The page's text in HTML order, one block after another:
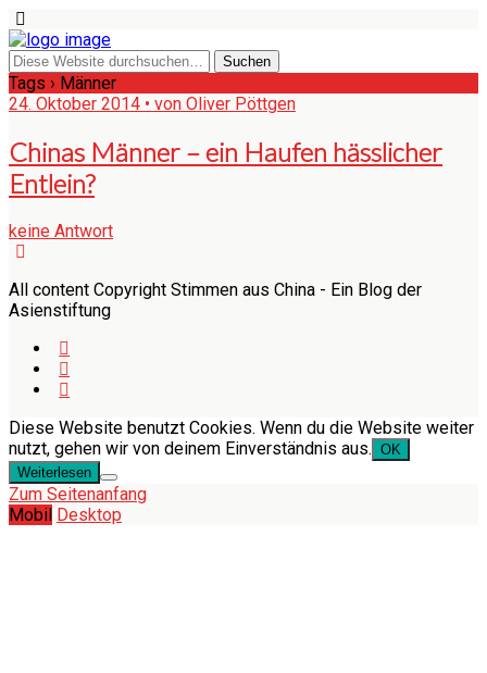
Tags › Männer
24. Oktober 2014 • von Oliver Pöttgen
Chinas Männer – ein Haufen hässlicher
Entlein?
keine Antwort
All content Copyright Stimmen aus China - Ein Blog der
Asienstiftung
Diese Website benutzt Cookies. Wenn du die Website weiter
nutzt, gehen wir von deinem Einverständnis aus. OK
Weiterlesen
Zum Seitenanfang
Mobil Desktop